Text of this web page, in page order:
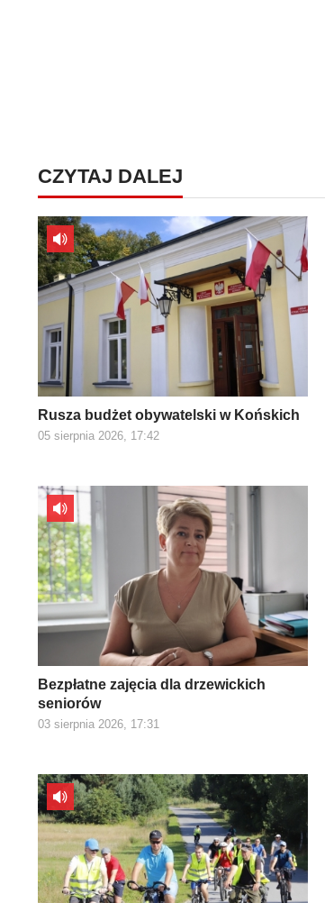
CZYTAJ DALEJ
Rusza budżet obywatelski w Końskich
05 sierpnia 2026, 17:42
Bezpłatne zajęcia dla drzewickich
seniorów
03 sierpnia 2026, 17:31